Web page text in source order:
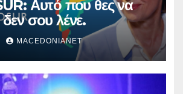
Αυτό που θες να
δεν σου λένε.
MACEDONIANET